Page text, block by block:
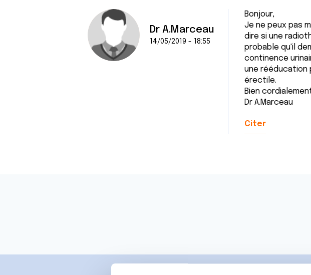
Dr A.Marceau
14/05/2019 - 18:55
Bonjour,
Je ne peux pas
dire si une
probable qu'il
continence
une rééducation
érectile.
Bien
Dr A.Marceau
Citer